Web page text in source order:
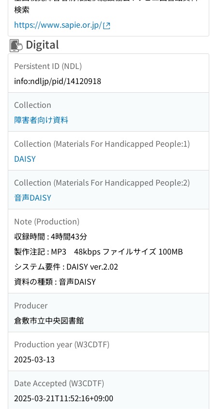
検索
https://www.sapie.or.jp/
Digital
Persistent ID (NDL)
info:ndljp/pid/14120918
Collection
障害者向け資料
Collection (Materials For Handicapped People:1)
DAISY
Collection (Materials For Handicapped People:2)
音声DAISY
Note (Production)
収録時間 : 4時間43分
製作注記 : MP3 48kbps ファイルサイズ 100MB
システム要件 : DAISY ver.2.02
資料の種類 : 音声DAISY
Producer
倉敷市立中央図書館
Production year (W3CDTF)
2025-03-13
Date Accepted (W3CDTF)
2025-03-21T11:52:16+09:00